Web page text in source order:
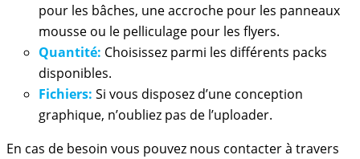
pour les bâches, une accroche pour les panneaux
mousse ou le pelliculage pour les flyers.
Quantité: Choisissez parmi les différents packs
disponibles.
Fichiers: Si vous disposez d’une conception
graphique, n’oubliez pas de l’uploader.
En cas de besoin vous pouvez nous contacter à travers